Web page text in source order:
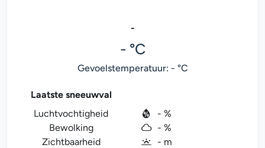
-
- °C
Gevoelstemperatuur: - °C
Laatste sneeuwval
Luchtvochtigheid
- %
Bewolking
- %
Zichtbaarheid
- m